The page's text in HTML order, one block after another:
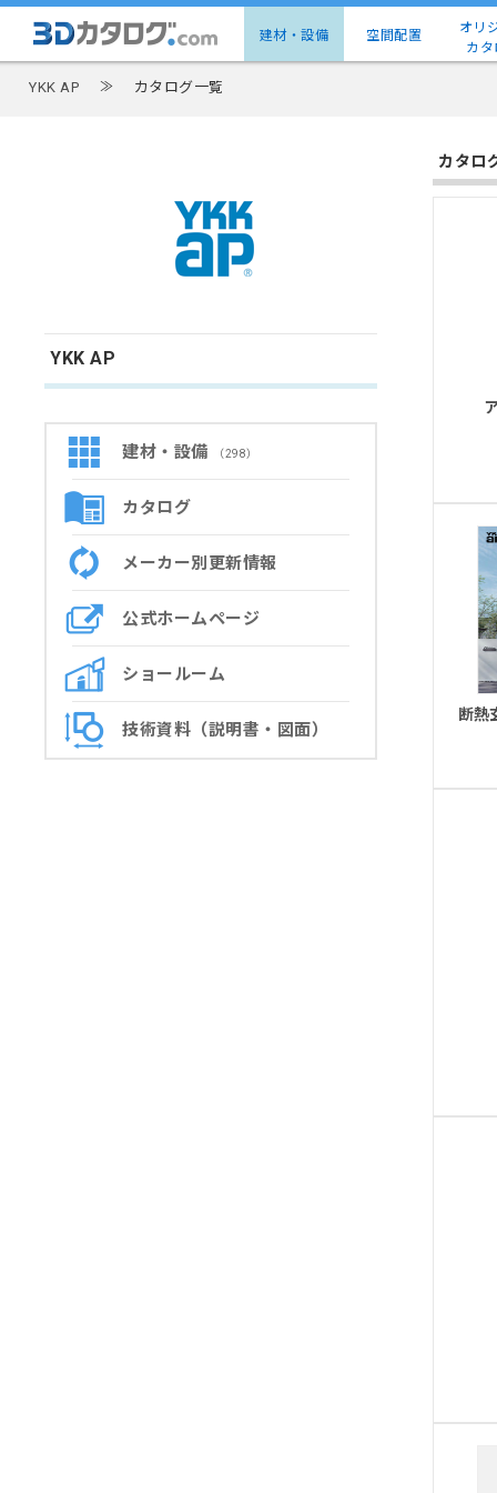
建材・設備 空間配置
オリ
カタ
YKK AP ≫ カタログ一覧
YKK AP
建材・設備 （298）
カタログ
メーカー別更新情報
公式ホームページ
ショールーム
技術資料（説明書・図面）
カタロ
断熱